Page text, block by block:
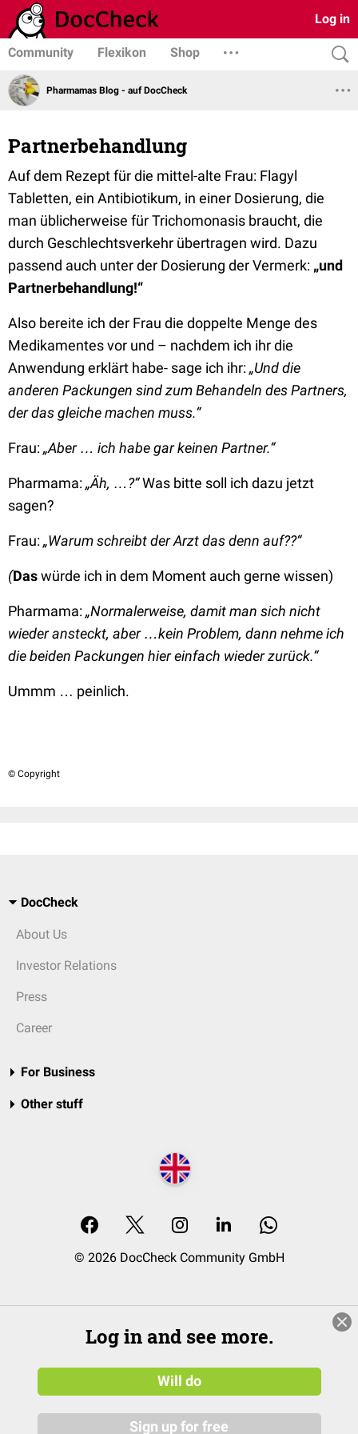
Log in
Community Flexikon Shop
Pharmamas Blog - auf DocCheck
Partnerbehandlung
Auf dem Rezept für die mittel-alte Frau: Flagyl
Tabletten, ein Antibiotikum, in einer Dosierung, die
man üblicherweise für Trichomonasis braucht, die
durch Geschlechtsverkehr übertragen wird. Dazu
passend auch unter der Dosierung der Vermerk: „und
Partnerbehandlung!“
Also bereite ich der Frau die doppelte Menge des
Medikamentes vor und – nachdem ich ihr die
Anwendung erklärt habe- sage ich ihr:„Und die
anderen Packungen sind zum Behandeln des Partners,
der das gleiche machen muss.“
Frau:„Aber … ich habe gar keinen Partner.“
Pharmama:„Äh, …?“Was bitte soll ich dazu jetzt
sagen?
Frau:„Warum schreibt der Arzt das denn auf??“
(Daswürde ich in dem Moment auch gerne wissen)
Pharmama:„Normalerweise, damit man sich nicht
wieder ansteckt, aber …kein Problem, dann nehme ich
die beiden Packungen hier einfach wieder zurück.“
Ummm … peinlich.
© Copyright
DocCheck
About Us
Investor Relations
Press
Career
For Business
Other stuff
© 2026 DocCheck Community GmbH
Log in and see more.
Will do
Sign up for free